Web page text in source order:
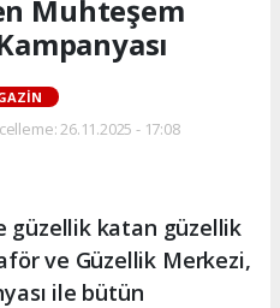
Muhteşem
26.11.2025 - 17:08
güzellik katan güzellik
ve Güzellik Merkezi,
ile bütün